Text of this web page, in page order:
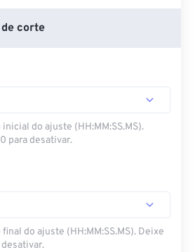
corte
do ajuste (HH:MM:SS.MS).
para desativar.
do ajuste (HH:MM:SS.MS). Deixe